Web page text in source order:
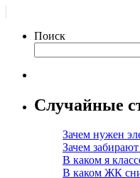
Поиск
Случайные
Зачем нужен
Зачем
В каком я
В каком ЖК